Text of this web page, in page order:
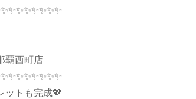
覇西町店
ットも完成💖